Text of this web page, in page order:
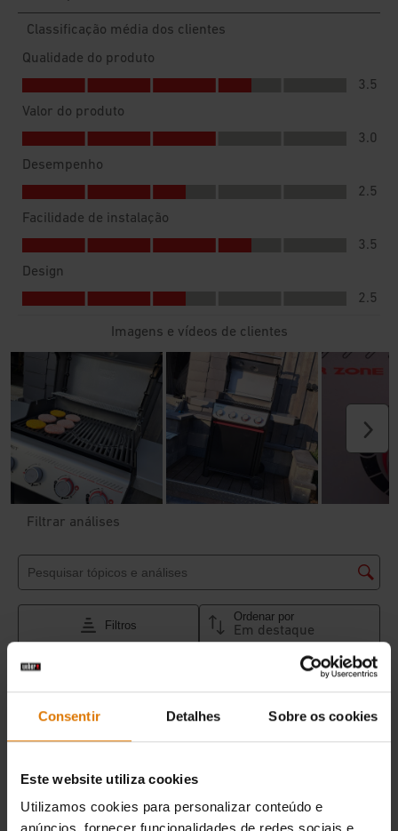
Consentir Detalhes Sobre os cookies
Este website utiliza cookies
Utilizamos cookies para personalizar conteúdo e